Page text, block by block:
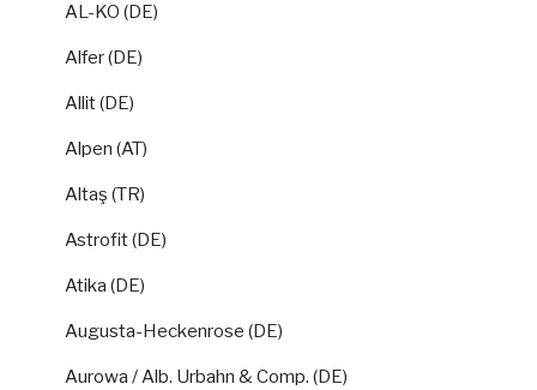
AL-KO (DE)
Alfer (DE)
Allit (DE)
Alpen (AT)
Altaş (TR)
Astrofit (DE)
Atika (DE)
Augusta-Heckenrose (DE)
Aurowa / Alb. Urbahn & Comp. (DE)